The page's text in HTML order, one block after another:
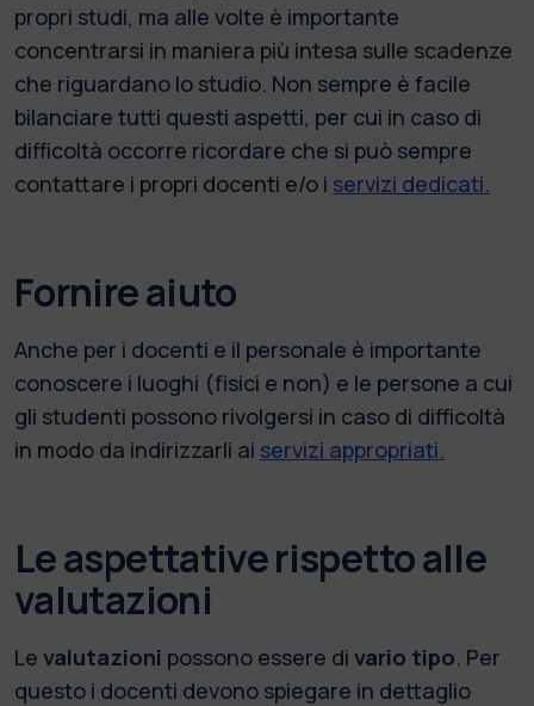
propri studi, ma alle volte è importante
concentrarsi in maniera più intesa sulle scadenze
che riguardano lo studio. Non sempre è facile
bilanciare tutti questi aspetti, per cui in caso di
difficoltà occorre ricordare che si può sempre
contattare i propri docenti e/o i servizi dedicati.
Fornire aiuto
Anche per i docenti e il personale è importante
conoscere i luoghi (fisici e non) e le persone a cui
gli studenti possono rivolgersi in caso di difficoltà
in modo da indirizzarli ai servizi appropriati.
Le aspettative rispetto alle
valutazioni
Le valutazioni possono essere di vario tipo. Per
questo i docenti devono spiegare in dettaglio